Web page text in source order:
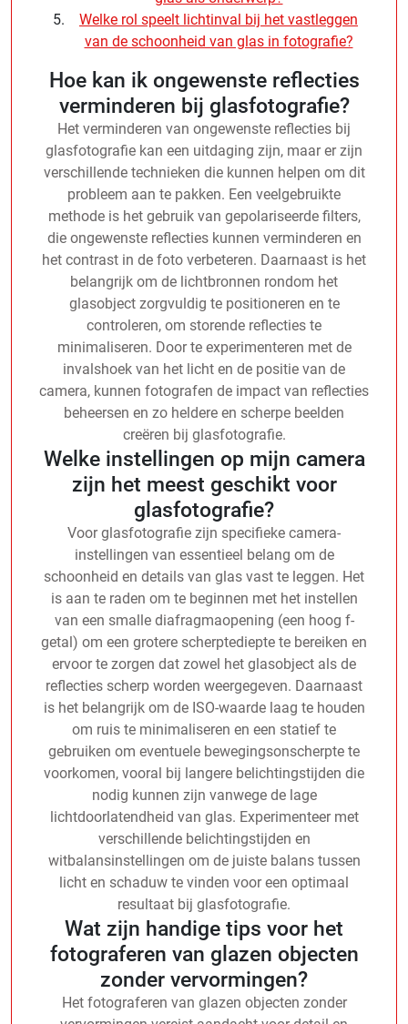
Welke rol speelt lichtinval bij het vastleggen
van de schoonheid van glas in fotografie?
Hoe kan ik ongewenste reflecties
verminderen bij glasfotografie?
Het verminderen van ongewenste reflecties bij
glasfotografie kan een uitdaging zijn, maar er zijn
verschillende technieken die kunnen helpen om dit
probleem aan te pakken. Een veelgebruikte
methode is het gebruik van gepolariseerde filters,
die ongewenste reflecties kunnen verminderen en
het contrast in de foto verbeteren. Daarnaast is het
belangrijk om de lichtbronnen rondom het
glasobject zorgvuldig te positioneren en te
controleren, om storende reflecties te
minimaliseren. Door te experimenteren met de
invalshoek van het licht en de positie van de
camera, kunnen fotografen de impact van reflecties
beheersen en zo heldere en scherpe beelden
creëren bij glasfotografie.
Welke instellingen op mijn camera
zijn het meest geschikt voor
glasfotografie?
Voor glasfotografie zijn specifieke camera-
instellingen van essentieel belang om de
schoonheid en details van glas vast te leggen. Het
is aan te raden om te beginnen met het instellen
van een smalle diafragmaopening (een hoog f-
getal) om een grotere scherptediepte te bereiken en
ervoor te zorgen dat zowel het glasobject als de
reflecties scherp worden weergegeven. Daarnaast
is het belangrijk om de ISO-waarde laag te houden
om ruis te minimaliseren en een statief te
gebruiken om eventuele bewegingsonscherpte te
voorkomen, vooral bij langere belichtingstijden die
nodig kunnen zijn vanwege de lage
lichtdoorlatendheid van glas. Experimenteer met
verschillende belichtingstijden en
witbalansinstellingen om de juiste balans tussen
licht en schaduw te vinden voor een optimaal
resultaat bij glasfotografie.
Wat zijn handige tips voor het
fotograferen van glazen objecten
zonder vervormingen?
Het fotograferen van glazen objecten zonder